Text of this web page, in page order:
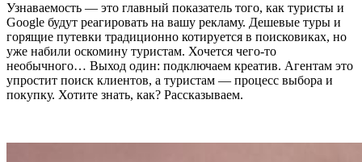
Узнаваемость — это главный показатель того, как туристы и
Google будут реагировать на вашу рекламу. Дешевые туры и
горящие путевки традиционно котируется в поисковиках, но
уже набили оскомину туристам. Хочется чего-то
необычного… Выход один: подключаем креатив. Агентам это
упростит поиск клиентов, а туристам — процесс выбора и
покупку. Хотите знать, как? Рассказываем.